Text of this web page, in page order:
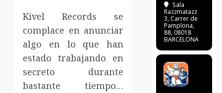
Kivel Records se
complace en anunciar
algo en lo que han
estado trabajando en
secreto durante
bastante tiempo…
Sala
Razzmatazz
3, Carrer de
Pamplona,
88, 08018
BARCELONA